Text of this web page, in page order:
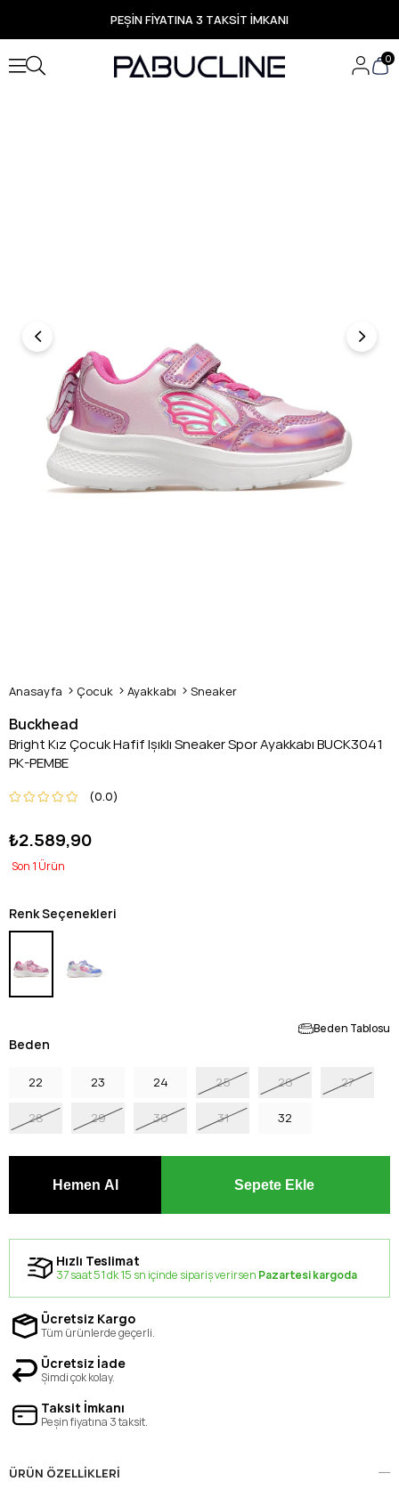
PEŞİN FİYATINA 3 TAKSİT İMKANI
TÜM ÜRÜNLERDE ÜCRETSİZ KARGO
Yeni Sezon Ürünlerde Özel Fırsatlar
Seçili Ürünlerde Hızlı Teslimat
0
Anasayfa Çocuk Ayakkabı Sneaker
Buckhead
Bright Kız Çocuk Hafif Işıklı Sneaker Spor Ayakkabı BUCK3041
PK-PEMBE
0.0
₺2.589,90
1
Renk Seçenekleri
Beden Tablosu
Beden
22 23 24 25 26 27
28 29 30 31 32
Hızlı Teslimat
37 saat 51 dk 14 sn içinde sipariş verirsen Pazartesi kargoda
Ücretsiz Kargo
Tüm ürünlerde geçerli.
Ücretsiz İade
Şimdi çok kolay.
Taksit İmkanı
Peşin fiyatına 3 taksit.
ÜRÜN ÖZELLIKLERI